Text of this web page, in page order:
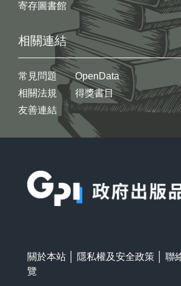
寄存圖書館
相關連結
常見問題
相關法規
友善連結
OpenData
得獎書目
關於本站 隱私權及安全政策 聯
覽